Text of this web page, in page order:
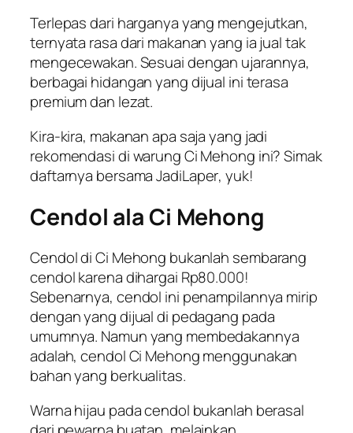
Terlepas dari harganya yang mengejutkan,
ternyata rasa dari makanan yang ia jual tak
mengecewakan. Sesuai dengan ujarannya,
berbagai hidangan yang dijual ini terasa
premium dan lezat.
Kira-kira, makanan apa saja yang jadi
rekomendasi di warung Ci Mehong ini? Simak
daftarnya bersamaJadiLaper, yuk!
Cendol ala Ci Mehong
Cendol di Ci Mehong bukanlah sembarang
cendol karena dihargai Rp80.000!
Sebenarnya, cendol ini penampilannya mirip
dengan yang dijual di pedagang pada
umumnya. Namun yang membedakannya
adalah, cendol Ci Mehong menggunakan
bahan yang berkualitas.
Warna hijau pada cendol bukanlah berasal